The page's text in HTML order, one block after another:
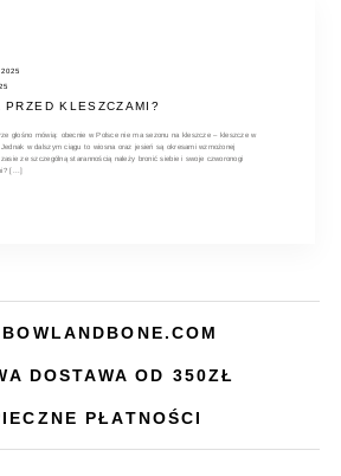
PRZED KLESZCZAMI?
głośno mówią: obecnie w Polsce nie ma sezonu na kleszcze – kleszcze w
w dalszym ciągu to wiosna oraz jesień są okresami wzmożonej
ze szczególną starannością należy bronić siebie i swoje czworonogi
[...]
DOSTAWA OD 350ZŁ
PŁATNOŚCI